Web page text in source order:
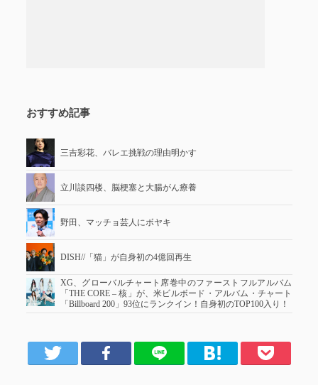
おすすめ記事
三吉彩花、バレエ挑戦の理由明かす
立川談四楼、脳梗塞と大腸がん療養
野田、マッチョ芸人にボヤキ
DISH//「猫」が自身初の4億回再生
XG、グローバルチャート席巻中のファーストフルアルバム
「THE CORE – 核」が、米ビルボード・アルバム・チャート
「Billboard 200」93位にランクイン！自身初のTOP100入り！
Facebook LINE はてブ Pocket